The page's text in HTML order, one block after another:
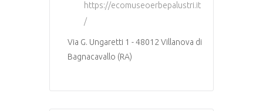
https://ecomuseoerbepalustri.it
/
Via G. Ungaretti 1 - 48012 Villanova di
Bagnacavallo (RA)